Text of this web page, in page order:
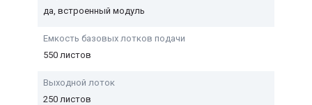
да, встроенный модуль
Емкость базовых лотков подачи
550 листов
Выходной лоток
250 листов